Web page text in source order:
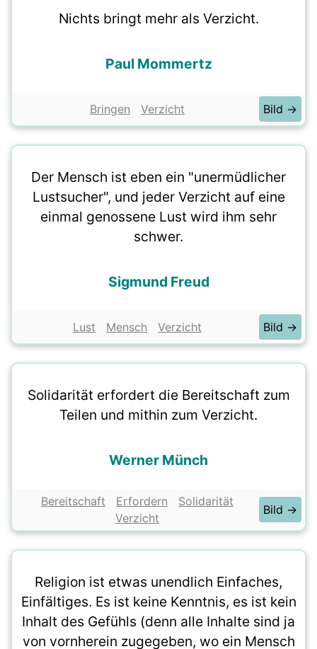
Nichts bringt mehr als Verzicht.
Paul Mommertz
Bringen Verzicht Bild →
Der Mensch ist eben ein "unermüdlicher
Lustsucher", und jeder Verzicht auf eine
einmal genossene Lust wird ihm sehr
schwer.
Sigmund Freud
Lust Mensch Verzicht Bild →
Solidarität erfordert die Bereitschaft zum
Teilen und mithin zum Verzicht.
Werner Münch
Bereitschaft Erfordern
Solidarität
Verzicht
Bild →
Religion ist etwas unendlich Einfaches,
Einfältiges. Es ist keine Kenntnis, es ist kein
Inhalt des Gefühls (denn alle Inhalte sind ja
von vornherein zugegeben, wo ein Mensch